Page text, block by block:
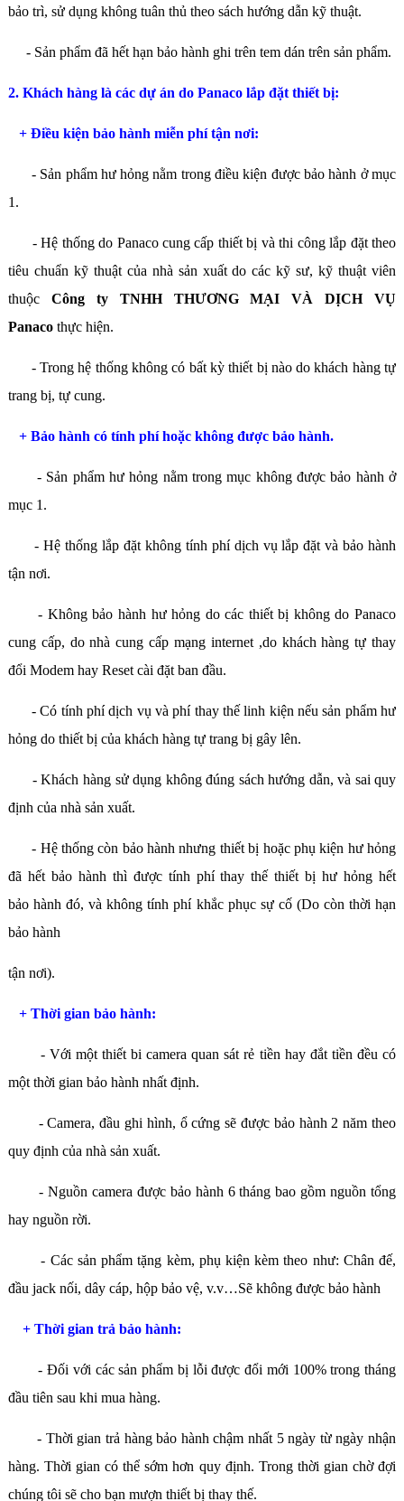
bảo trì, sử dụng không tuân thủ theo sách hướng dẫn kỹ thuật.
- Sản phẩm đã hết hạn bảo hành ghi trên tem dán trên sản phẩm.
2. Khách hàng là các dự án do Panaco lắp đặt thiết bị:
+ Điều kiện bảo hành miễn phí tận nơi:
- Sản phẩm hư hỏng nằm trong điều kiện được bảo hành ở mục
1.
- Hệ thống do Panaco cung cấp thiết bị và thi công lắp đặt theo
tiêu chuẩn kỹ thuật của nhà sản xuất do các kỹ sư, kỹ thuật viên
thuộc Công ty TNHH THƯƠNG MẠI VÀ DỊCH VỤ
Panacothực hiện.
- Trong hệ thống không có bất kỳ thiết bị nào do khách hàng tự
trang bị, tự cung.
+ Bảo hành có tính phí hoặc không được bảo hành.
- Sản phẩm hư hỏng nằm trong mục không được bảo hành ở
mục 1.
- Hệ thống lắp đặt không tính phí dịch vụ lắp đặt và bảo hành
tận nơi.
- Không bảo hành hư hỏng do các thiết bị không do Panaco
cung cấp, do nhà cung cấp mạng internet ,do khách hàng tự thay
đổi Modem hay Reset cài đặt ban đầu.
- Có tính phí dịch vụ và phí thay thế linh kiện nếu sản phẩm hư
hỏng do thiết bị của khách hàng tự trang bị gây lên.
- Khách hàng sử dụng không đúng sách hướng dẫn, và sai quy
định của nhà sản xuất.
- Hệ thống còn bảo hành nhưng thiết bị hoặc phụ kiện hư hỏng
đã hết bảo hành thì được tính phí thay thế thiết bị hư hỏng hết
bảo hành đó, và không tính phí khắc phục sự cố (Do còn thời hạn
bảo hành
tận nơi).
+ Thời gian bảo hành:
- Với một thiết bi camera quan sát rẻ tiền hay đắt tiền đều có
một thời gian bảo hành nhất định.
- Camera, đầu ghi hình, ổ cứng sẽ được bảo hành 2 năm theo
quy định của nhà sản xuất.
- Nguồn camera được bảo hành 6 tháng bao gồm nguồn tổng
hay nguồn rời.
- Các sản phẩm tặng kèm, phụ kiện kèm theo như: Chân đế,
đầu jack nối, dây cáp, hộp bảo vệ, v.v…Sẽ không được bảo hành
+ Thời gian trả bảo hành:
- Đối với các sản phẩm bị lỗi được đổi mới 100% trong tháng
đầu tiên sau khi mua hàng.
- Thời gian trả hàng bảo hành chậm nhất 5 ngày từ ngày nhận
hàng. Thời gian có thể sớm hơn quy định. Trong thời gian chờ đợi
chúng tôi sẽ cho bạn mượn thiết bị thay thế.